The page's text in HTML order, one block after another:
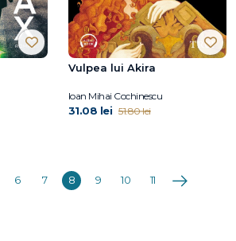
Vulpea lui Akira
Ioan Mihai Cochinescu
31.08 lei 51.80 lei
6 7 8 9 10 11 Următoarea